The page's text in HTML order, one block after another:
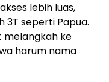
lebih luas,
3T seperti Papua.
melangkah ke
harum nama